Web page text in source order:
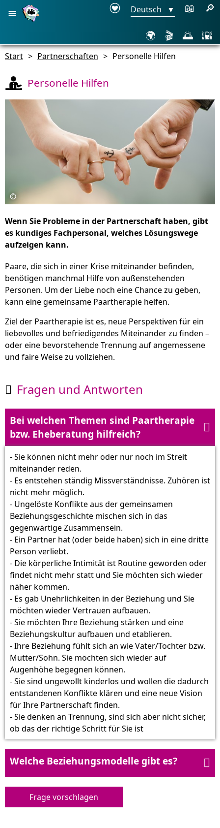
≡ Deutsch ▼ 📖 🔎
🌍 🎬 🌅 🌇
Start > Partnerschaften > Personelle Hilfen
Personelle Hilfen
©
Wenn Sie Probleme in der Partnerschaft haben, gibt
es kundiges Fachpersonal, welches Lösungswege
aufzeigen kann.
Paare, die sich in einer Krise miteinander befinden,
benötigen manchmal Hilfe von außenstehenden
Personen. Um der Liebe noch eine Chance zu geben,
kann eine gemeinsame Paartherapie helfen.
Ziel der Paartherapie ist es, neue Perspektiven für ein
liebevolles und befriedigendes Miteinander zu finden –
oder eine bevorstehende Trennung auf angemessene
und faire Weise zu vollziehen.
 Fragen und Antworten
Bei welchen Themen sind Paartherapie
bzw. Eheberatung hilfreich?

- Sie können nicht mehr oder nur noch im Streit
miteinander reden.
- Es entstehen ständig Missverständnisse. Zuhören ist
nicht mehr möglich.
- Ungelöste Konflikte aus der gemeinsamen
Beziehungsgeschichte mischen sich in das
gegenwärtige Zusammensein.
- Ein Partner hat (oder beide haben) sich in eine dritte
Person verliebt.
- Die körperliche Intimität ist Routine geworden oder
findet nicht mehr statt und Sie möchten sich wieder
näher kommen.
- Es gab Unehrlichkeiten in der Beziehung und Sie
möchten wieder Vertrauen aufbauen.
- Sie möchten Ihre Beziehung stärken und eine
Beziehungskultur aufbauen und etablieren.
- Ihre Beziehung fühlt sich an wie Vater/Tochter bzw.
Mutter/Sohn. Sie möchten sich wieder auf
Augenhöhe begegnen können.
- Sie sind ungewollt kinderlos und wollen die dadurch
entstandenen Konflikte klären und eine neue Vision
für Ihre Partnerschaft finden.
- Sie denken an Trennung, sind sich aber nicht sicher,
ob das der richtige Schritt für Sie ist
Welche Beziehungsmodelle gibt es? 
Frage vorschlagen